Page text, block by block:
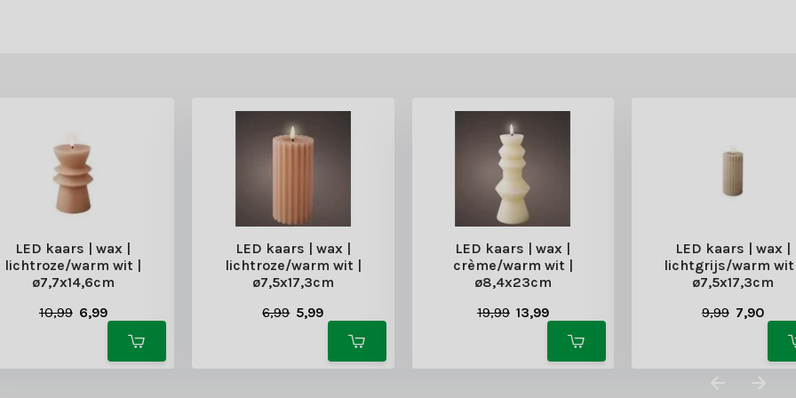
LED kaars | wax |
lichtroze/warm wit |
ø7,7x14,6cm
10,99 6,99
LED kaars | wax |
lichtroze/warm wit |
ø7,5x17,3cm
6,99 5,99
LED kaars | wax |
crème/warm wit |
ø8,4x23cm
19,99 13,99
LED kaars | wax |
lichtgrijs/warm
ø7,5x17,3cm
9,99 7,90